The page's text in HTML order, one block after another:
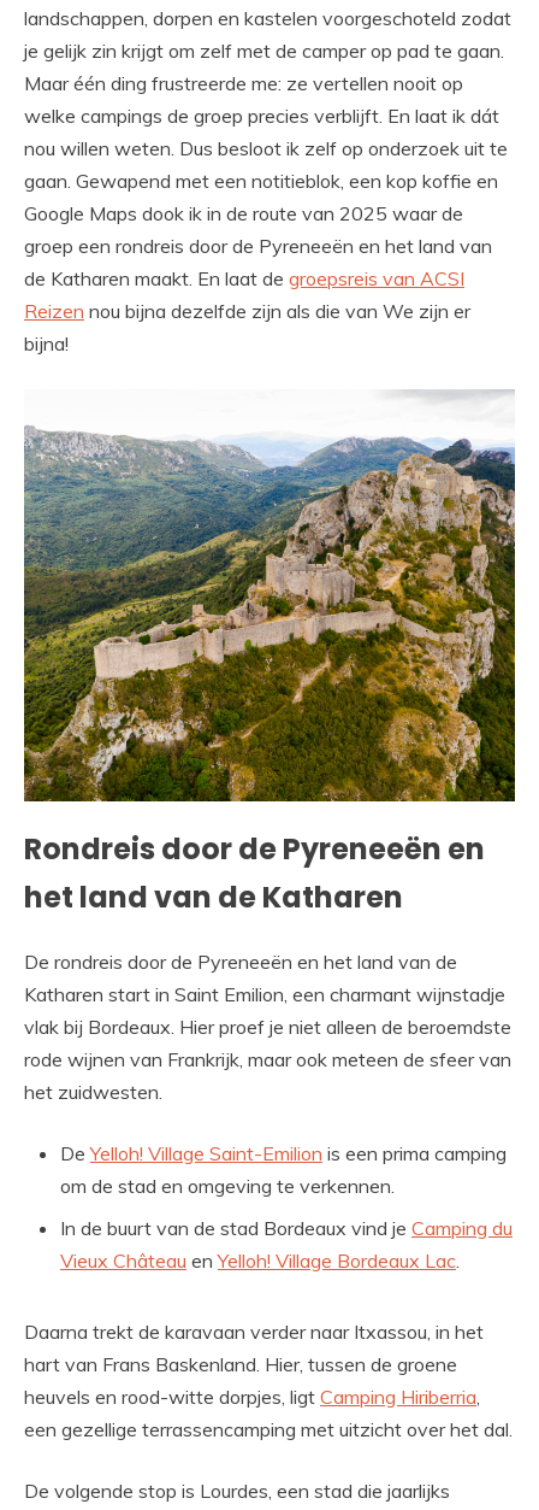
landschappen, dorpen en kastelen voorgeschoteld zodat
je gelijk zin krijgt om zelf met de camper op pad te gaan.
Maar één ding frustreerde me: ze vertellen nooit op
welke campings de groep precies verblijft. En laat ik dát
nou willen weten. Dus besloot ik zelf op onderzoek uit te
gaan. Gewapend met een notitieblok, een kop koffie en
Google Maps dook ik in de route van 2025 waar de
groep een rondreis door de Pyreneeën en het land van
de Katharen maakt. En laat de groepsreis van ACSI
Reizen nou bijna dezelfde zijn als die van We zijn er
bijna!
Rondreis door de Pyreneeën en
het land van de Katharen
De rondreis door de Pyreneeën en het land van de
Katharen start in Saint Emilion, een charmant wijnstadje
vlak bij Bordeaux. Hier proef je niet alleen de beroemdste
rode wijnen van Frankrijk, maar ook meteen de sfeer van
het zuidwesten.
DeYelloh! Village Saint-Emilion is een prima camping
om de stad en omgeving te verkennen.
In de buurt van de stad Bordeaux vind je Camping du
Vieux Château enYelloh! Village Bordeaux Lac.
Daarna trekt de karavaan verder naar Itxassou, in het
hart van Frans Baskenland. Hier, tussen de groene
heuvels en rood-witte dorpjes, ligt Camping Hiriberria,
een gezellige terrassencamping met uitzicht over het dal.
De volgende stop is Lourdes, een stad die jaarlijks